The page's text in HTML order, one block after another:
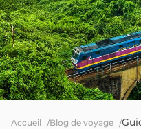
Accueil Blog de voyage